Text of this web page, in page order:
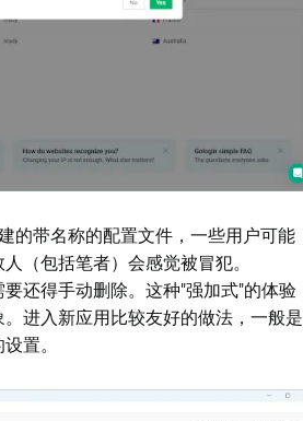
的带名称的配置文件，一些用户可能
（包括笔者）会感觉被冒犯。
还得手动删除。这种"强加式"的体验
进入新应用比较友好的做法，一般是
置。